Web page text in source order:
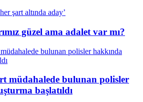
güzel ama adalet var mı?
müdahalede bulunan polisler
başlatıldı